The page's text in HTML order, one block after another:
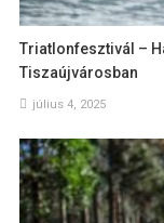
Triatlonfesztivál –
Tiszaújvárosban
július 4, 2025